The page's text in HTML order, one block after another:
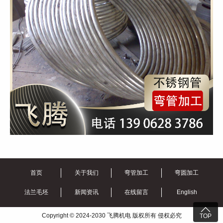

TOP
首页 关于我们 弯管加工 弯圆加工
法兰毛坯 新闻资讯 在线留言 English
Copyright © 2024-2030 飞腾机电 版权所有 侵权必究